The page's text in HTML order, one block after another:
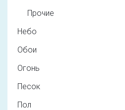
Прочие
Небо
Обои
Огонь
Песок
Пол